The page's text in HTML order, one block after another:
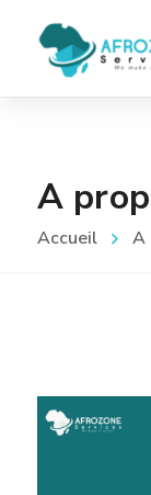
A
Accueil A